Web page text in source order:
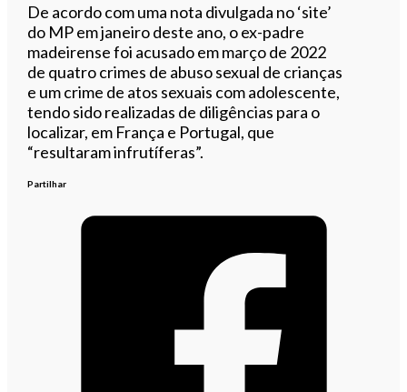
De acordo com uma nota divulgada no ‘site’
do MP em janeiro deste ano, o ex-padre
madeirense foi acusado em março de 2022
de quatro crimes de abuso sexual de crianças
e um crime de atos sexuais com adolescente,
tendo sido realizadas de diligências para o
localizar, em França e Portugal, que
“resultaram infrutíferas”.
Partilhar